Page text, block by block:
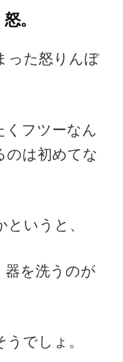
。
った怒りんぼ
くフツーなん
のは初めてな
いうと、
器を洗うのが
でしょ。